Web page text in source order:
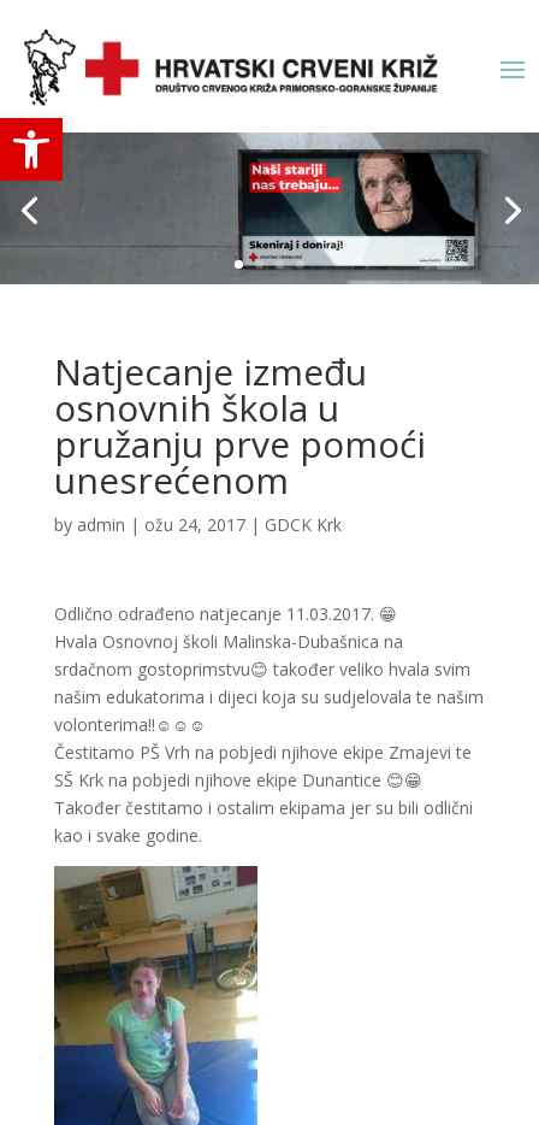
Open toolbar
Natjecanje između
osnovnih škola u
pružanju prve pomoći
unesrećenom
by admin | ožu 24, 2017| GDCK Krk
Odlično odrađeno natjecanje 11.03.2017. 😁
Hvala Osnovnoj školi Malinska-Dubašnica na
srdačnom gostoprimstvu😊 također veliko hvala svim
našim edukatorima i dijeci koja su sudjelovala te našim
volonterima!! ☺ ☺ ☺
Čestitamo PŠ Vrh na pobjedi njihove ekipe Zmajevi te
SŠ Krk na pobjedi njihove ekipe Dunantice 😊😁
Također čestitamo i ostalim ekipama jer su bili odlični
kao i svake godine.